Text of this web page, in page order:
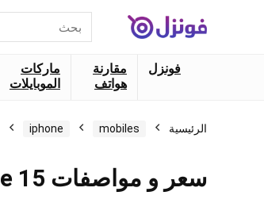
عن:
فونزل
مقارنة
هواتف
ماركات
الموبايلات
الرئيسية mobiles
iphone
سعر و مواصفات iPhone 15